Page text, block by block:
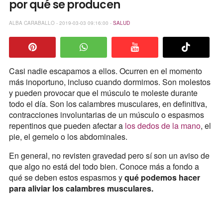
por qué se producen
ALBA CARABALLO - 2019-03-03 09:16:00 - SALUD
Casi nadie escapamos a ellos. Ocurren en el momento
más inoportuno, incluso cuando dormimos. Son molestos
y pueden provocar que el músculo te moleste durante
todo el día. Son los calambres musculares, en definitiva,
contracciones involuntarias de un músculo o espasmos
repentinos que pueden afectar alos dedos de la mano, el
pie, el gemelo o los abdominales.
En general, no revisten gravedad pero sí son un aviso de
que algo no está del todo bien. Conoce más a fondo a
qué se deben estos espasmos yqué podemos hacer
para aliviar los calambres musculares.